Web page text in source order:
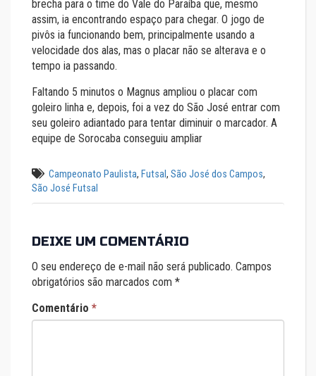
brecha para o time do Vale do Paraíba que, mesmo
assim, ia encontrando espaço para chegar. O jogo de
pivôs ia funcionando bem, principalmente usando a
velocidade dos alas, mas o placar não se alterava e o
tempo ia passando.
Faltando 5 minutos o Magnus ampliou o placar com
goleiro linha e, depois, foi a vez do São José entrar com
seu goleiro adiantado para tentar diminuir o marcador. A
equipe de Sorocaba conseguiu ampliar
Campeonato Paulista, Futsal, São José dos Campos,
São José Futsal
DEIXE UM COMENTÁRIO
O seu endereço de e-mail não será publicado. Campos
obrigatórios são marcados com *
Comentário *